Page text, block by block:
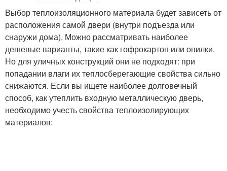
Выбор теплоизоляционного материала будет зависеть от
расположения самой двери (внутри подъезда или
снаружи дома). Можно рассматривать наиболее
дешевые варианты, такие как гофрокартон или опилки.
Но для уличных конструкций они не подходят: при
попадании влаги их теплосберегающие свойства сильно
снижаются. Если вы ищете наиболее долговечный
способ, как утеплить входную металлическую дверь,
необходимо учесть свойства теплоизолирующих
материалов: